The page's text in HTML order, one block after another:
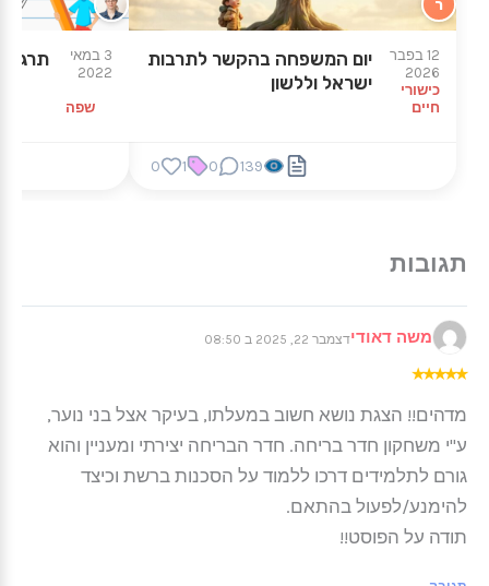
ר
12 בפבר
2026
כישורי
חיים
יום המשפחה בהקשר לתרבות
ישראל וללשון
139
0
1
0
3 במאי
2022
שפה
משה דאודידצמבר 22, 2025 ב 08:50
★
★
★
★
★
מדהים!! הצגת נושא חשוב במעלתו, בעיקר אצל בני נוער,
ע"י משחקון חדר בריחה. חדר הבריחה יצירתי ומעניין והוא
גורם לתלמידים דרכו ללמוד על הסכנות ברשת וכיצד
להימנע/לפעול בהתאם.
תודה על הפוסט!!